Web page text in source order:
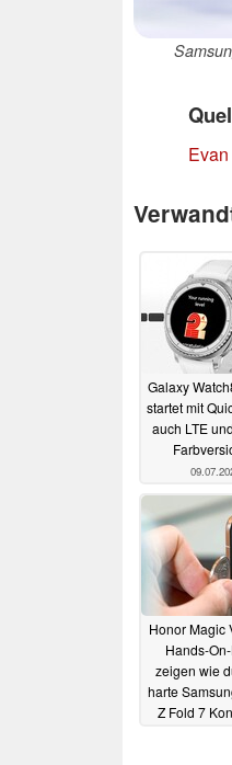
Galaxy
startet mit
auch LTE
Honor Magic
Hands-
zeigen wie
harte
Z Fold 7